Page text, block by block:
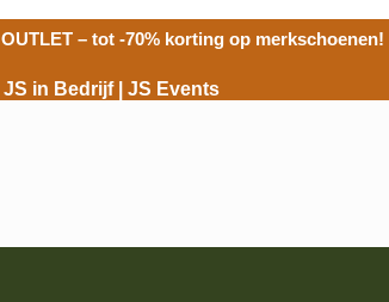
OUTLET– tot -70% korting op merkschoenen!
JS in Bedrijf JS Events